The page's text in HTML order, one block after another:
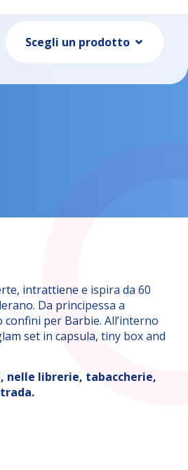
Scegli un prodotto
intrattiene e ispira da 60
Da principessa a
per Barbie. All’interno
set in capsula, tiny box and
nelle librerie, tabaccherie,